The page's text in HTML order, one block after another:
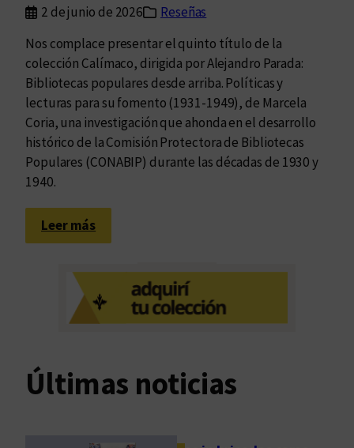
2 de junio de 2026
Reseñas
Nos complace presentar el quinto título de la
colección Calímaco, dirigida por Alejandro Parada:
Bibliotecas populares desde arriba. Políticas y
lecturas para su fomento (1931-1949), de Marcela
Coria, una investigación que ahonda en el desarrollo
histórico de la Comisión Protectora de Bibliotecas
Populares (CONABIP) durante las décadas de 1930 y
1940.
Leer más:
B
l
i
e
s
Últimas noticias